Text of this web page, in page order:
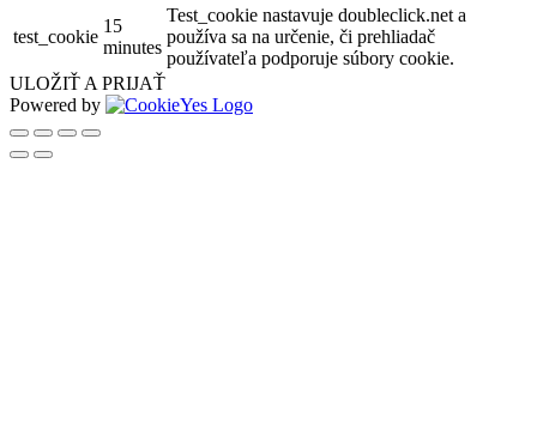
test_cookie
15
minutes
Test_cookie nastavuje doubleclick.net a
používa sa na určenie, či prehliadač
používateľa podporuje súbory cookie.
ULOŽIŤ A PRIJAŤ
Powered by